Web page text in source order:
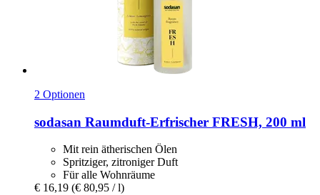
2 Optionen
sodasan Raumduft-​Erfrischer FRESH, 200 ml
Mit rein ätherischen Ölen
Spritziger, zitroniger Duft
Für alle Wohnräume
€ 16,19 (€ 80,95 / l)